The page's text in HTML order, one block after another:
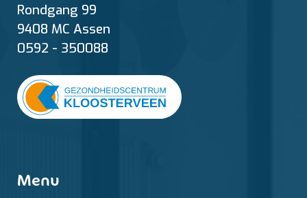
Rondgang 99
9408 MC Assen
0592 - 350088
Menu